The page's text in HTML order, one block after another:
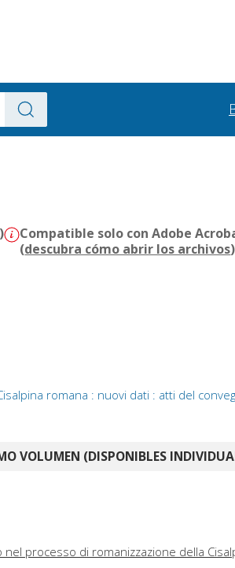
Compatible solo con Adobe
(descubra cómo abrir los archivos)
romana : nuovi dati : atti del
VOLUMEN (DISPONIBLES
processo di romanizzazione della